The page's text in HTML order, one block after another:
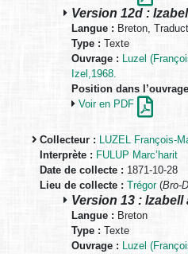
Version 12d :
Langue : Breton,
Type : Texte
Ouvrage : Luzel
Izel,1968.
Position dans
Voir en PDF
Collecteur : LUZEL François-
Interprète : FULUP Marc’harit
Date de collecte : 1871-10-28
Lieu de collecte : Trégor(Bro-
Version 13 : Izabell
Langue : Breton
Type : Texte
Ouvrage : Luzel